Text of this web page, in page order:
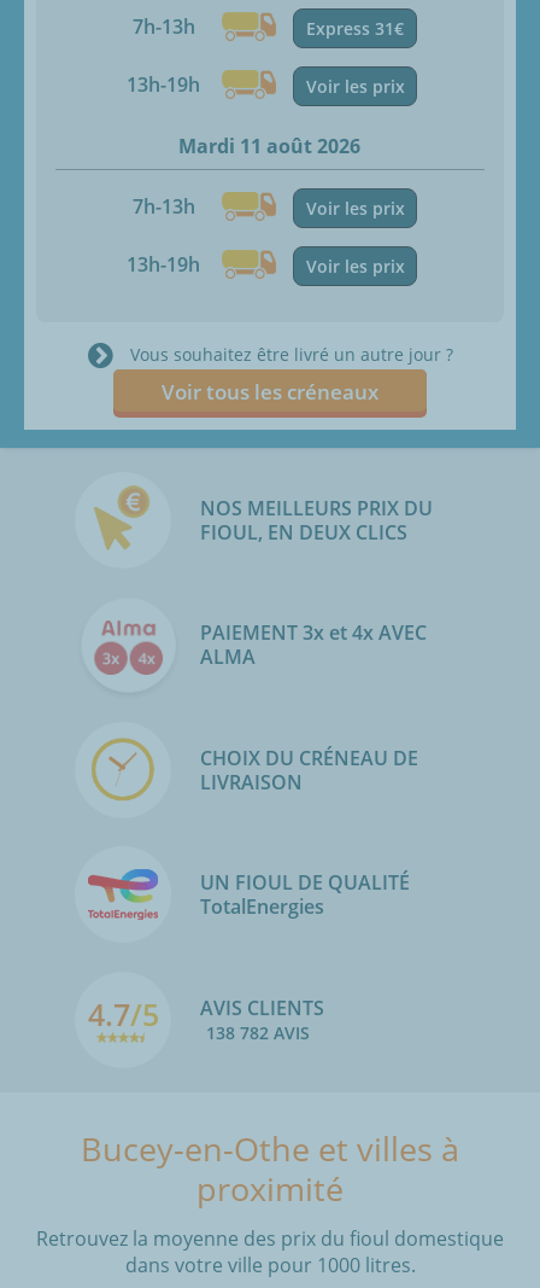
7h-13h Express 31€
13h-19h Voir les prix
Mardi 11 août 2026
7h-13h Voir les prix
13h-19h Voir les prix
Vous souhaitez être livré un autre jour ?
Voir tous les créneaux
NOS MEILLEURS PRIX DU
FIOUL, EN DEUX CLICS
PAIEMENT 3x et 4x AVEC
ALMA
CHOIX DU CRÉNEAU DE
LIVRAISON
UN FIOUL DE QUALITÉ
TotalEnergies
4.7/5 AVIS CLIENTS
138 782 AVIS
Bucey-en-Othe et villes à
proximité
Retrouvez la moyenne des prix du fioul domestique
dans votre ville pour 1000 litres.